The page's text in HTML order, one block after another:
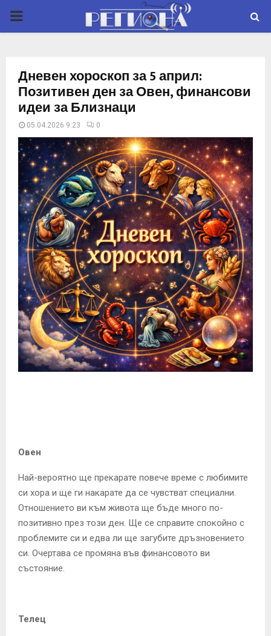
P
M
A
R
Y
M
E
N
U
Дневен хороскоп за 5 април:
Позитивен ден за Овен, финансови
идеи за Близнаци
05.04.2026 9:23 0
Овен
Най-вероятно ще прекарате повече време с любимите
си хора и ще ги накарате да се чувстват специални.
Отношението ви към живота ще бъде много по-
позитивно през този ден. Ще се справите спокойно с
проблемите си и едва ли ще загубите дръзновението
си. Очертава се промяна във финансовото ви
състояние.
Телец